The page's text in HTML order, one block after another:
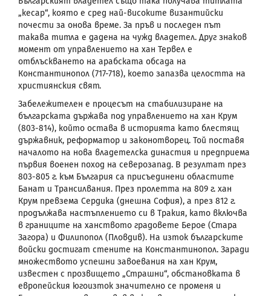
„кесар“, която е сред най-високите византийски
почести за онова време. За пръв и последен път
такава титла е дадена на чужд владетел. Друг знаков
момент от управлението на хан Тервел е
отблъскването на арабската обсада на
Константинопол (717-718), което запазва целостта на
християнския свят.
Забележителен е процесът на стабилизиране на
българската държава под управлението на хан Крум
(803-814), който остава в историята като блестящ
държавник, реформатор и законотворец. Той поставя
началото на нова владетелска династия и предприема
първия военен поход на северозапад. В резултат през
803-805 г. към България са присъединени областите
Банат и Трансилвания. През пролетта на 809 г. хан
Крум превзема Сердика (днешна София), а през 812 г.
продължава настъплението си в Тракия, като включва
в границите на ханството градовете Берое (Стара
Загора) и Филипопол (Пловдив). На изток българските
войски достигат стените на Константинопол. Заради
множеството успешни завоевания на хан Крум,
известен с прозвището „Страшни“, обстановката в
европейския югоизток значително се променя и